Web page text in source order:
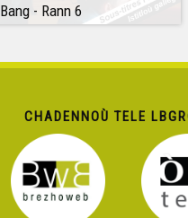
Bang - Rann 6
CHADENNOÙ TELE